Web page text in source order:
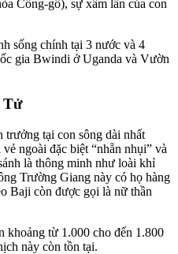
Công-gô), sự xâm lấn của con
sống chính tại 3 nước và 4
gia Bwindi ở Uganda và Vườn
Tử
tại con sông dài nhất
ngoài đặc biệt “nhẵn nhụi” và
là thông minh như loài khỉ
Trường Giang này có họ hàng
Baji còn được gọi là nữ thần
khoảng từ 1.000 cho đến 1.800
này còn tồn tại.